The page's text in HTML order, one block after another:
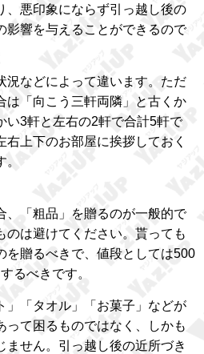
、悪印象にならず引っ越し後の
影響を与えることができるので
況などによって違います。ただ
は「向こう三軒両隣」と古くか
い3軒と左右の2軒で合計5軒で
上下のお部屋に挨拶しておく
、「粗品」を贈るのが一般的で
のは避けてください。貰っても
を贈るべきで、値段としては500
るべきです。
」「タオル」「お菓子」などが
って困るものではなく、しかも
ません。引っ越し後の近所づき